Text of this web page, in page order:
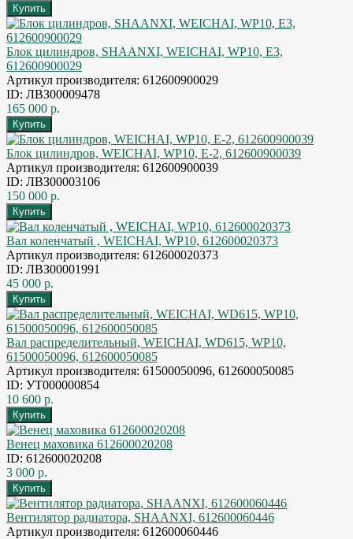
Блок цилиндров, SHAANXI, WEICHAI, WP10, E3,
612600900029
Артикул производителя: 612600900029
ID: ЛВЗ00009478
165 000 р.
Блок цилиндров, WEICHAI, WP10, E-2, 612600900039
Артикул производителя: 612600900039
ID: ЛВЗ00003106
150 000 р.
Вал коленчатый , WEICHAI, WP10, 612600020373
Артикул производителя: 612600020373
ID: ЛВЗ00001991
45 000 р.
Вал распределительный, WEICHAI, WD615, WP10,
61500050096, 612600050085
Артикул производителя: 61500050096, 612600050085
ID: УТ000000854
10 600 р.
Венец маховика 612600020208
ID: 612600020208
3 000 р.
Вентилятор радиатора, SHAANXI, 612600060446
Артикул производителя: 612600060446